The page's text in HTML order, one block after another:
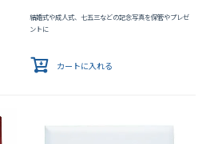
結婚式や成人式、七五三などの記念写真を保管やプレゼ
ントに
カートに入れる